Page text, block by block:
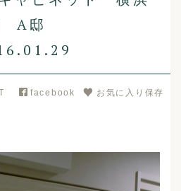
A邸
facebook お気に入り保存